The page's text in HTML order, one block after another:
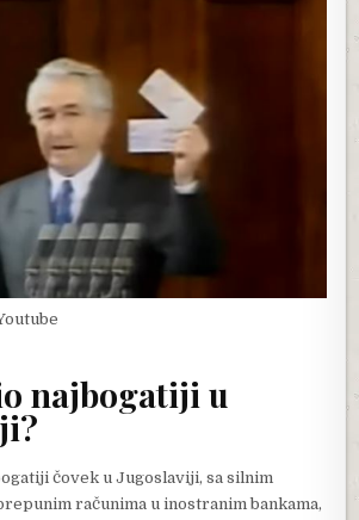
najbogatiji u
čovek u Jugoslaviji, sa silnim
računima u inostranim bankama,